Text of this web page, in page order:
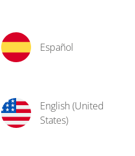
Español
English (United
States)